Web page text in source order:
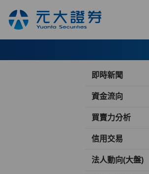
即時新聞
資金流向
買賣力分析
信用交易
法人動向(大盤)